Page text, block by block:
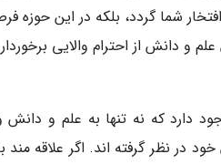
شما گردد، بلکه در این
و دانش از احترام والایی
دارد که نه تنها به علم و
خود در نظر گرفته اند. اگر علاقه